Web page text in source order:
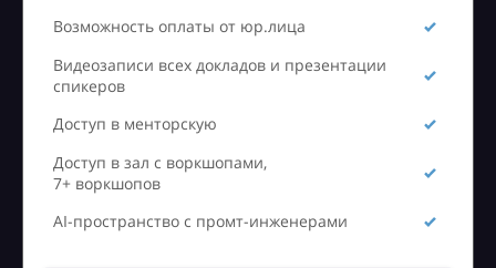
Возможность оплаты от юр.лица
Видеозаписи всех докладов и презентации
спикеров
Доступ в менторскую
Доступ в зал с воркшопами,
7+ воркшопов
AI-пространство с промт-инженерами